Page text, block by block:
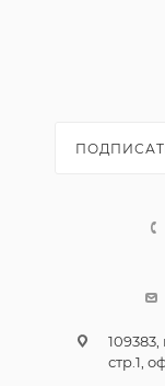
стр.1,